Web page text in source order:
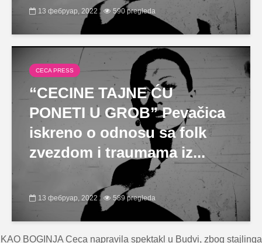
13 фебруар, 2022 590 pregleda
CECA PRESS
“CECINE TAJNE ĆU
PONETI U GROB” Pevačica
iskreno o odnosu sa folk
zvezdom i traumama iz...
13 фебруар, 2022 589 pregleda
KAO BOGINJA Ceca napravila spektakl u Budvi, zbog stajlinga